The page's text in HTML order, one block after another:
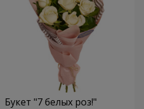
Букет "7 белых роз!"